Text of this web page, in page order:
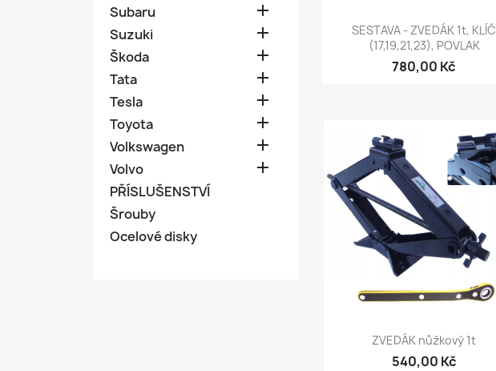
Subaru 
Suzuki 
Škoda 
Tata 
Tesla 
Toyota 
Volkswagen 
Volvo 
PŘÍSLUŠENSTVÍ
Šrouby
Ocelové disky
Rychlý náhled
SESTAVA - ZVEDÁK 1t, KLÍČ
(17,19,21,23), POVLAK
780,00 Kč
Rychlý náhled
ZVEDÁK nůžkový 1t
540,00 Kč